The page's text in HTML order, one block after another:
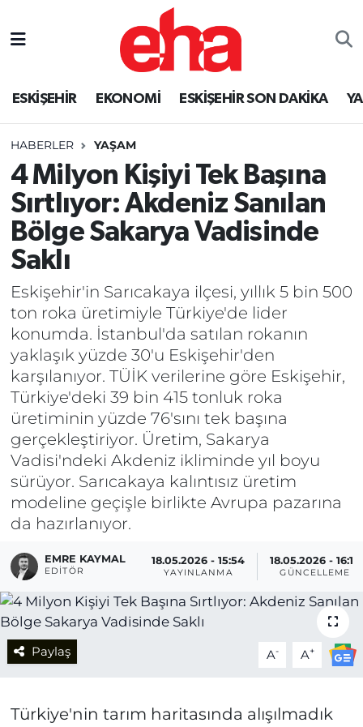
ESKİŞEHİR EKONOMİ ESKİŞEHİR SON DAKİKA
HABERLER YAŞAM
4 Milyon Kişiyi Tek Başına
Sırtlıyor: Akdeniz Sanılan
Bölge Sakarya Vadisinde
Saklı
Eskişehir'in Sarıcakaya ilçesi, yıllık 5 bin 500
ton roka üretimiyle Türkiye'de lider
konumda. İstanbul'da satılan rokanın
yaklaşık yüzde 30'u Eskişehir'den
karşılanıyor. TÜİK verilerine göre Eskişehir,
Türkiye'deki 39 bin 415 tonluk roka
üretiminin yüzde 76'sını tek başına
gerçekleştiriyor. Üretim, Sakarya
Vadisi'ndeki Akdeniz ikliminde yıl boyu
sürüyor. Sarıcakaya kalıntısız üretim
modeline geçişle birlikte Avrupa pazarına
da hazırlanıyor.
EMRE KAYMAL
EDITÖR
18.05.2026 - 15:54
YAYINLANMA
18.05.2026 - 16:16
GÜNCELLEME
Paylaş A- A+
Türkiye'nin tarım haritasında alışılmadık